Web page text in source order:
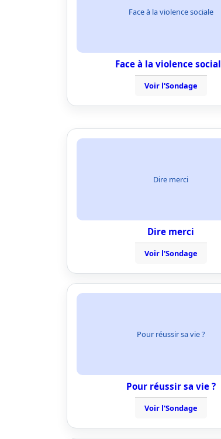
Face à la violence sociale
Face à la violence
Voir l'Sondage
Dire merci
Dire merci
Voir l'Sondage
Pour réussir sa vie ?
Pour réussir sa vie ?
Voir l'Sondage